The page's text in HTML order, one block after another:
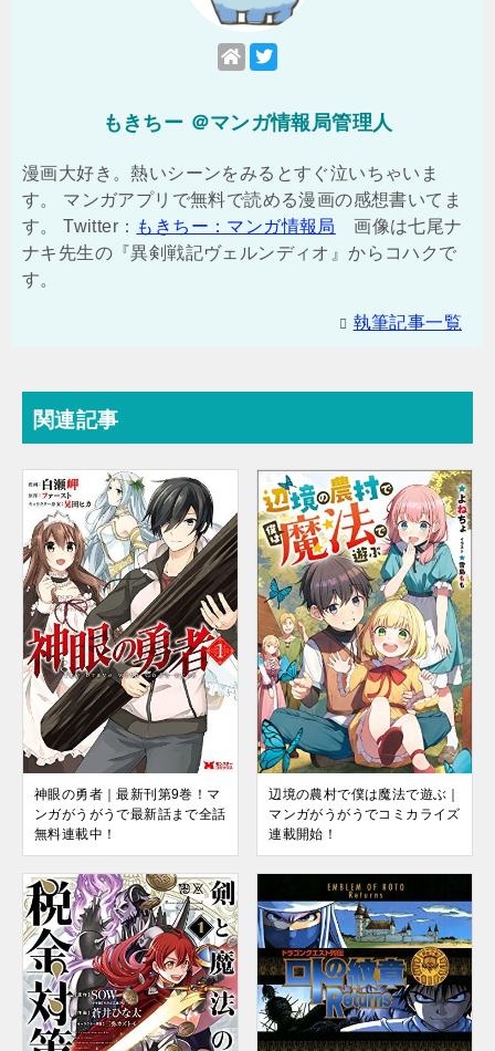
もきちー ＠マンガ情報局管理人
漫画大好き。熱いシーンをみるとすぐ泣いちゃいま
す。 マンガアプリで無料で読める漫画の感想書いてま
す。 Twitter： もきちー：マンガ情報局
画像は七尾ナ
ナキ先生の『異剣戦記ヴェルンディオ』からコハクで
す。
執筆記事一覧
関連記事
神眼の勇者｜最新刊第9巻！マ
ンガがうがうで最新話まで全話
無料連載中！
辺境の農村で僕は魔法で遊ぶ｜
マンガがうがうでコミカライズ
連載開始！